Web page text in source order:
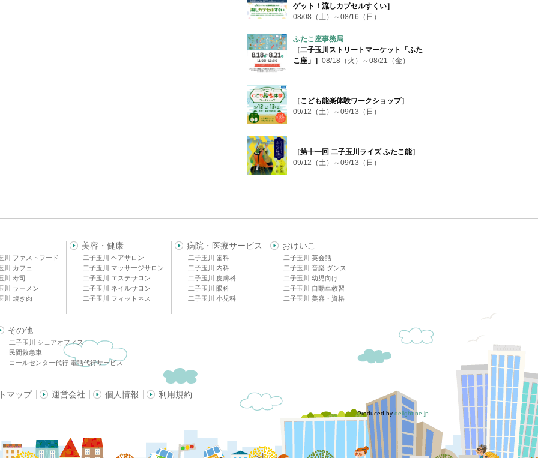
ゲット！流しカプセルすくい］
08/08（土）～08/16（日）
ふたこ座事務局
［二子玉川ストリートマーケット「ふた
こ座」］ 08/18（火）～08/21（金）
［こども能楽体験ワークショップ］
09/12（土）～09/13（日）
［第十一回 二子玉川ライズ ふたこ能］
09/12（土）～09/13（日）
川 ファストフード
川 カフェ
川 寿司
川 ラーメン
川 焼き肉
美容・健康
二子玉川 ヘアサロン
二子玉川 マッサージサロン
二子玉川 エステサロン
二子玉川 ネイルサロン
二子玉川 フィットネス
病院・医療サービス
二子玉川 歯科
二子玉川 内科
二子玉川 皮膚科
二子玉川 眼科
二子玉川 小児科
おけいこ
二子玉川 英会話
二子玉川 音楽 ダンス
二子玉川 幼児向け
二子玉川 自動車教習
二子玉川 美容・資格
その他
二子玉川 シェアオフィス
民間救急車
コールセンター代行 電話代行サービス
マップ 運営会社 個人情報 利用規約
Produced by delight.ne.jp